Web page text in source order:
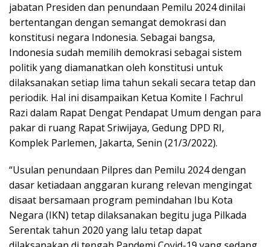
jabatan Presiden dan penundaan Pemilu 2024 dinilai
bertentangan dengan semangat demokrasi dan
konstitusi negara Indonesia. Sebagai bangsa,
Indonesia sudah memilih demokrasi sebagai sistem
politik yang diamanatkan oleh konstitusi untuk
dilaksanakan setiap lima tahun sekali secara tetap dan
periodik. Hal ini disampaikan Ketua Komite I Fachrul
Razi dalam Rapat Dengat Pendapat Umum dengan para
pakar di ruang Rapat Sriwijaya, Gedung DPD RI,
Komplek Parlemen, Jakarta, Senin (21/3/2022).
“Usulan penundaan Pilpres dan Pemilu 2024 dengan
dasar ketiadaan anggaran kurang relevan mengingat
disaat bersamaan program pemindahan Ibu Kota
Negara (IKN) tetap dilaksanakan begitu juga Pilkada
Serentak tahun 2020 yang lalu tetap dapat